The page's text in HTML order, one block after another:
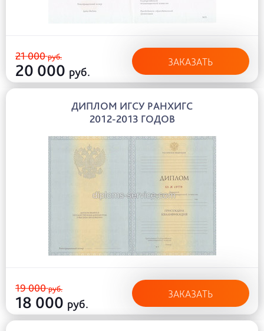
21 000руб.
20 000 руб.
ЗАКАЗАТЬ
ДИПЛОМ ИГСУ РАНХИГС
2012-2013 ГОДОВ
19 000руб.
18 000 руб.
ЗАКАЗАТЬ